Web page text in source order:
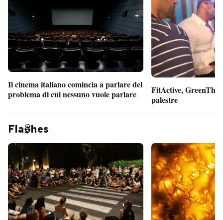
Il cinema italiano comincia a parlare del
problema di cui nessuno vuole parlare
FitActive,
palestre
Fla hes